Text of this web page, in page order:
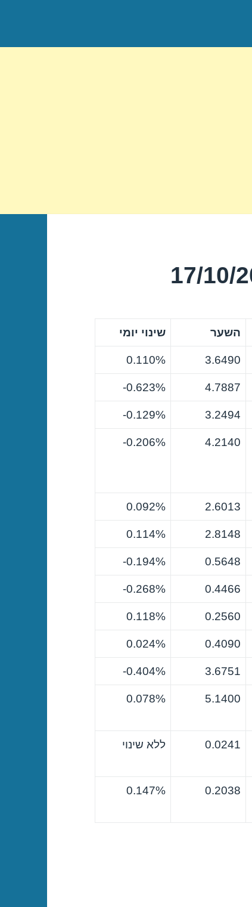
השער שינוי יומי
3.6490
0.110%
4.7887
0.623%-
3.2494
0.129%-
4.2140
0.206%-
2.6013
0.092%
2.8148
0.114%
0.5648
0.194%-
0.4466
0.268%-
0.2560
0.118%
0.4090
0.024%
3.6751
0.404%-
5.1400
0.078%
0.0241 ללא שינוי
0.2038
0.147%